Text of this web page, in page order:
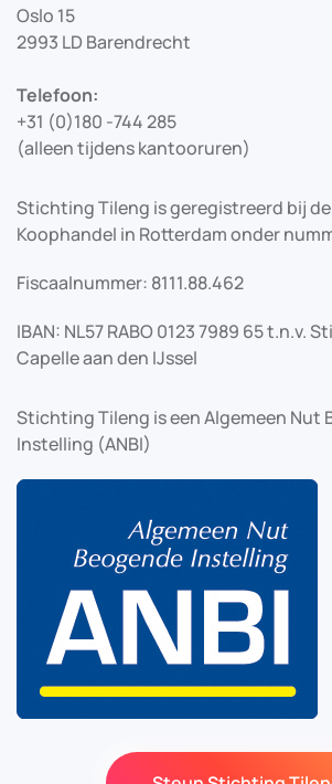
Oslo 15
2993 LD Barendrecht
Telefoon:
+31 (0)180 -744 285
(alleen tijdens kantooruren)
Stichting Tileng is geregistreerd bij de
Koophandel in Rotterdam onder
Fiscaalnummer: 8111.88.462
IBAN: NL57 RABO 0123 7989 65 t.n.v.
Capelle aan den IJssel
Stichting Tileng is een Algemeen Nut
Instelling (ANBI)